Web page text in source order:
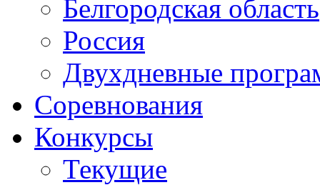
Белгородская область
Россия
Двухдневные
Соревнования
Конкурсы
Текущие